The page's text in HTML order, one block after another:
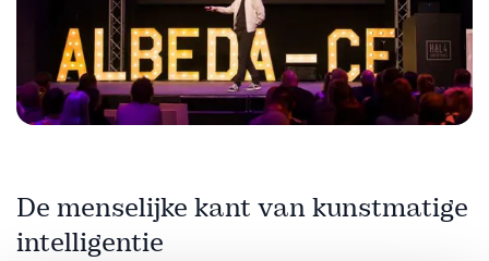
De menselijke kant van kunstmatige
intelligentie